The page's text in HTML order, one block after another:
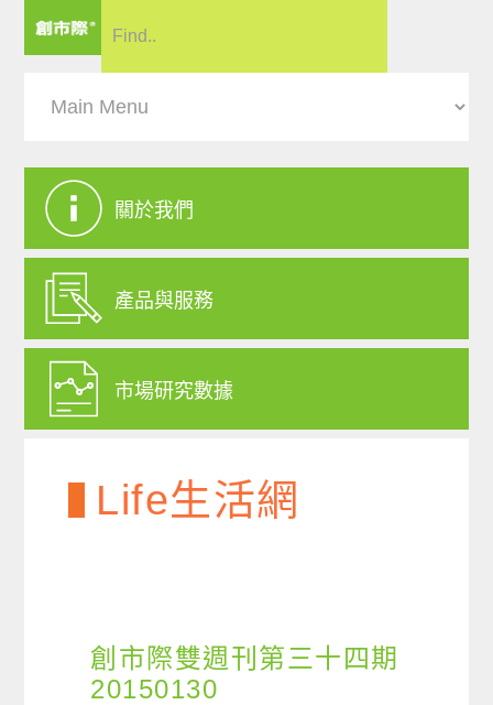
關於我們
產品與服務
市場研究數據
Life生活網
創市際雙週刊第三十四期
20150130